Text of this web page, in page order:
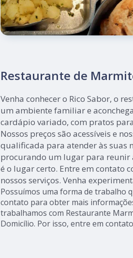
Restaurante de
Venha conhecer o Rico Sabor, o
um ambiente familiar e
cardápio variado, com pratos
Nossos preços são acessíveis e
qualificada para atender às suas
procurando um lugar para reunir
é o lugar certo. Entre em contato
nossos serviços. Venha
Possuímos uma forma de trabalho
contato para obter mais
trabalhamos com Restaurante
Domicílio. Por isso, entre em